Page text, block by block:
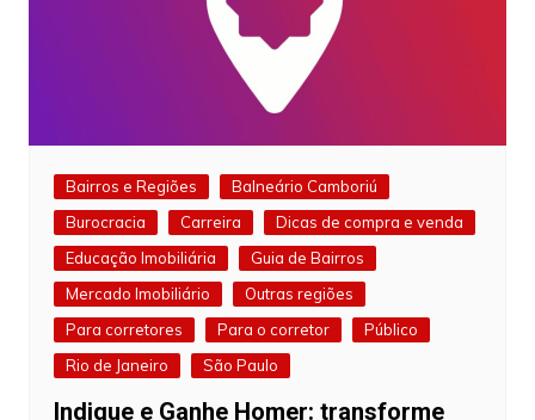
Bairros e Regiões
Balneário Camboriú
Burocracia
Carreira
Dicas de compra e venda
Educação Imobiliária
Guia de Bairros
Mercado Imobiliário
Outras regiões
Para corretores
Para o corretor
Público
Rio de Janeiro
São Paulo
Indique e Ganhe Homer: transforme